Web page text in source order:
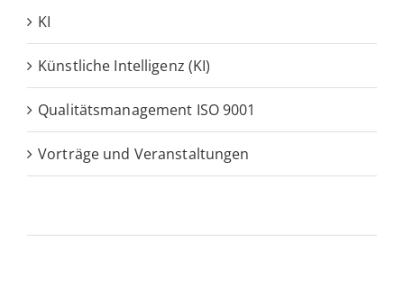
KI
Künstliche Intelligenz (KI)
Qualitätsmanagement ISO 9001
Vorträge und Veranstaltungen